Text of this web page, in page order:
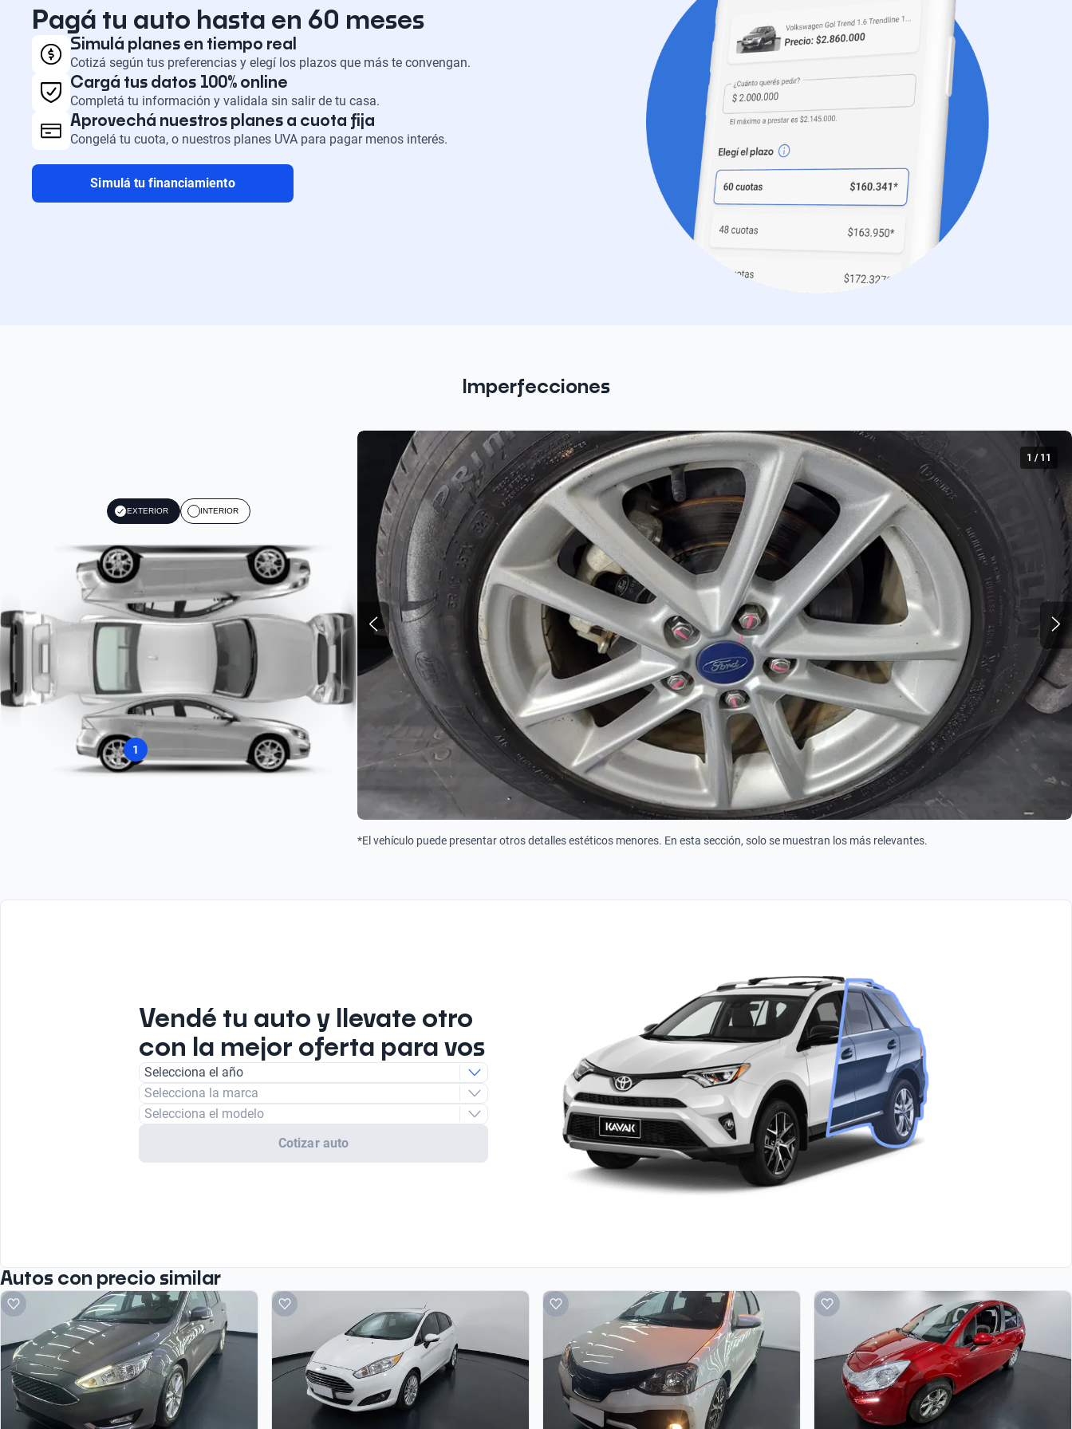
Pagá tu auto hasta en 60 meses
Simulá planes en tiempo real
Cotizá según tus preferencias y elegí los plazos que más te convengan.
Cargá tus datos 100% online
Completá tu información y validala sin salir de tu casa.
Aprovechá nuestros planes a cuota fija
Congelá tu cuota, o nuestros planes UVA para pagar menos interés.
Simulá tu financiamiento
Imperfecciones
EXTERIOR INTERIOR
1
1 / 11
*El vehículo puede presentar otros detalles estéticos menores. En esta sección, solo se muestran los más relevantes.
Vendé tu auto y llevate otro
con la mejor oferta para vos
Selecciona el año
Selecciona la marca
Selecciona el modelo
Cotizar auto
Autos con precio similar